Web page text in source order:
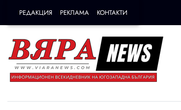
РЕДАКЦИЯ РЕКЛАМА КОНТАКТИ